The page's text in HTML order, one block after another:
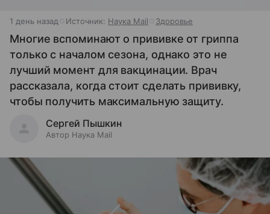
1 день назад Источник: Наука Mail Здоровье
Многие вспоминают о прививке от гриппа
только с началом сезона, однако это не
лучший момент для вакцинации. Врач
рассказала, когда стоит сделать прививку,
чтобы получить максимальную защиту.
Сергей Пышкин
Автор Наука Mail